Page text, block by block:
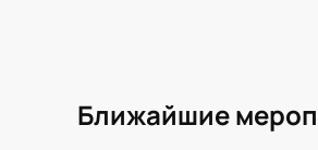
Ближайшие